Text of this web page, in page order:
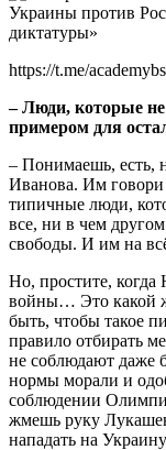
https://t.me/
– Люди, которые не
примером для
– Понимаешь, есть,
Иванова. Им говори
типичные люди,
все, ни в чем
свободы. И им на
Но, простите, когда
войны… Это какой
быть, чтобы такое
правило отбирать
не соблюдают даже
нормы морали и
соблюдении
жмешь руку
нападать на